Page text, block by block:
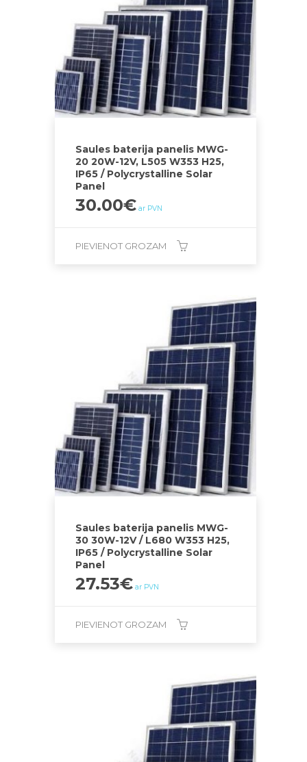
Saules baterija panelis MWG-
20 20W-12V, L505 W353 H25,
IP65 / Polycrystalline Solar
Panel
30.00€ ar PVN
PIEVIENOT GROZAM
Saules baterija panelis MWG-
30 30W-12V / L680 W353 H25,
IP65 / Polycrystalline Solar
Panel
27.53€ ar PVN
PIEVIENOT GROZAM